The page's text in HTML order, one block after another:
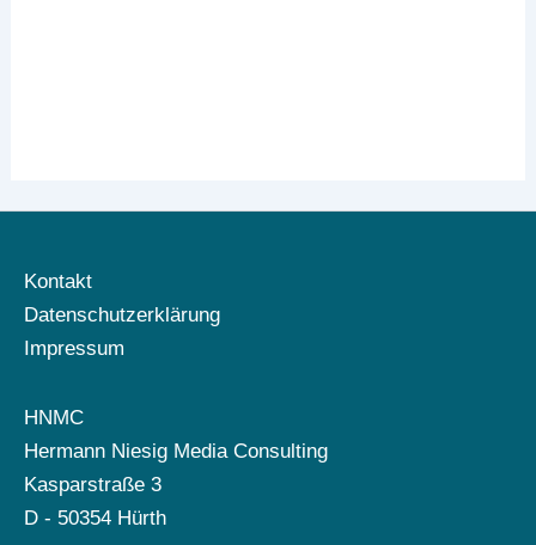
Kontakt
Datenschutzerklärung
Impressum
HNMC
Hermann Niesig Media Consulting
Kasparstraße 3
D - 50354 Hürth